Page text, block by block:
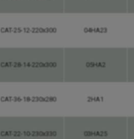
CAT-25-12-220x300 04HA23
CAT-28-14-220x300 05HA2
CAT-36-18-230x280 2HA1
CAT-22-10-230x330 03HA25